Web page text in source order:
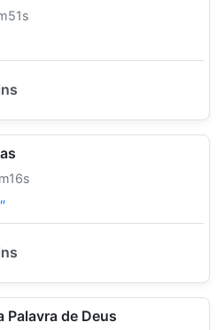
Palavra de Deus